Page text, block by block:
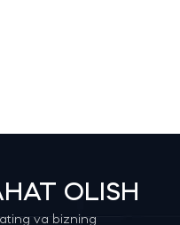
OLISH
va bizning